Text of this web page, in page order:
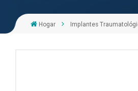
Hogar Implantes